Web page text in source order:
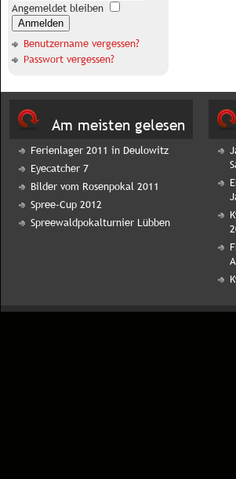
Angemeldet bleiben
Anmelden
Benutzername vergessen?
Passwort vergessen?
Am meisten gelesen
Ferienlager 2011 in Deulowitz
Eyecatcher 7
Bilder vom Rosenpokal 2011
Spree-Cup 2012
Spreewaldpokalturnier Lübben